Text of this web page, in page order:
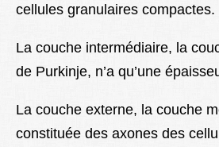
cellules granulaires compactes.
La couche intermédiaire, la
de Purkinje, n’a qu’une
La couche externe, la couche
constituée des axones des